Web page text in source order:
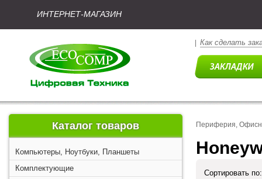
ИНТЕРНЕТ-МАГАЗИН
Как сделать
Каталог товаров
Компьютеры, Ноутбуки, Планшеты
Комплектующие
Периферия,
Сортировать